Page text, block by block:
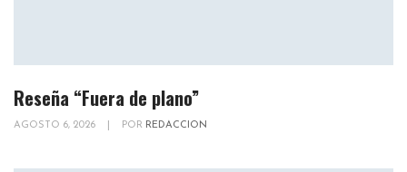
Reseña “Fuera de plano”
AGOSTO 6, 2026 POR REDACCION